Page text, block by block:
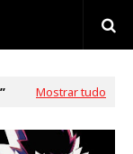
Mostrar tudo